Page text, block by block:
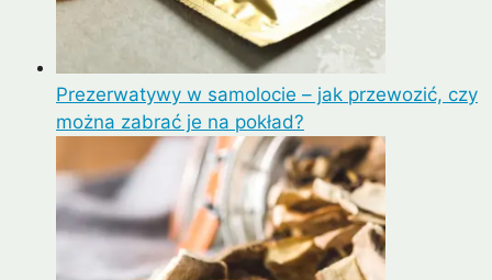
Prezerwatywy w samolocie – jak przewozić, czy
można zabrać je na pokład?